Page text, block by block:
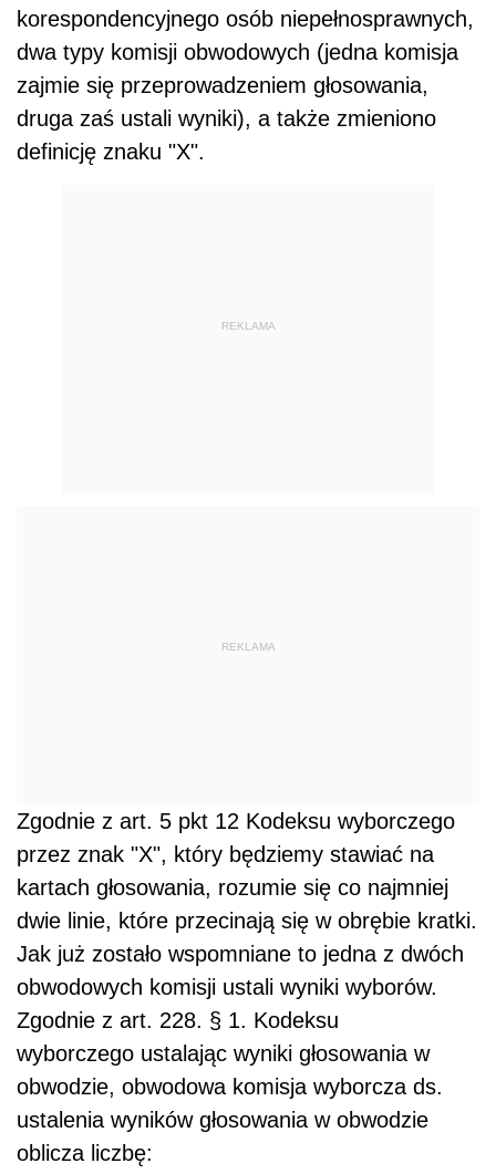
korespondencyjnego osób niepełnosprawnych,
dwa typy komisji obwodowych (jedna komisja
zajmie się przeprowadzeniem głosowania,
druga zaś ustali wyniki), a także zmieniono
definicję znaku "X".
REKLAMA
REKLAMA
Zgodnie z art. 5 pkt 12 Kodeksu wyborczego
przez znak "X", który będziemy stawiać na
kartach głosowania, rozumie się co najmniej
dwie linie, które przecinają się w obrębie kratki.
Jak już zostało wspomniane to jedna z dwóch
obwodowych komisji ustali wyniki wyborów.
Zgodnie z art. 228. § 1. Kodeksu
wyborczego ustalając wyniki głosowania w
obwodzie, obwodowa komisja wyborcza ds.
ustalenia wyników głosowania w obwodzie
oblicza liczbę: